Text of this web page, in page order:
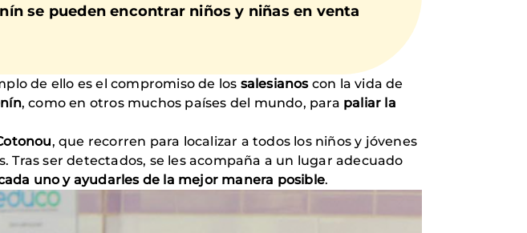
se pueden encontrar niños y niñas en venta
de ello es el compromiso de los salesianos con la vida de
, como en otros muchos países del mundo, para paliar la
, que recorren para localizar a todos los niños y jóvenes
ser detectados, se les acompaña a un lugar adecuado
uno y ayudarles de la mejor manera posible.